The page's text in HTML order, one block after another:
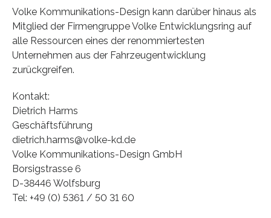
Volke Kommunikations-Design kann darüber hinaus als
Mitglied der Firmengruppe Volke Entwicklungsring auf
alle Ressourcen eines der renommiertesten
Unternehmen aus der Fahrzeugentwicklung
zurückgreifen.
Kontakt:
Dietrich Harms
Geschäftsführung
dietrich.harms@volke-kd.de
Volke Kommunikations-Design GmbH
Borsigstrasse 6
D-38446 Wolfsburg
Tel: +49 (0) 5361 / 50 31 60